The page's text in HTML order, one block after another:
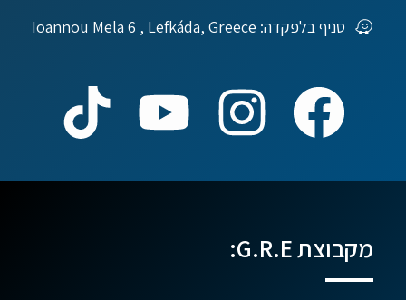
סניף בלפקדה: Ioannou Mela 6 , Lefkáda, Greece
מקבוצת G.R.E: